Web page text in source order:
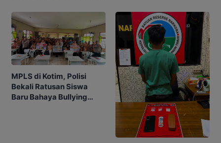
MPLS di Kotim, Polisi
Bekali Ratusan Siswa
Baru Bahaya Bullying